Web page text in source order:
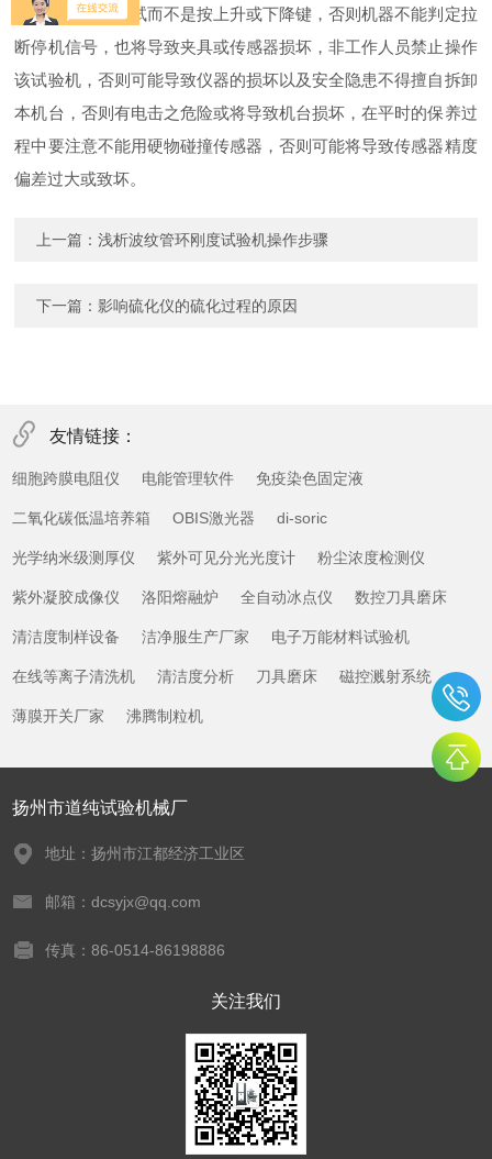
按运行键进行测试而不是按上升或下降键，否则机器不能判定拉
断停机信号，也将导致夹具或传感器损坏，非工作人员禁止操作
该试验机，否则可能导致仪器的损坏以及安全隐患不得擅自拆卸
本机台，否则有电击之危险或将导致机台损坏，在平时的保养过
程中要注意不能用硬物碰撞传感器，否则可能将导致传感器精度
偏差过大或致坏。
上一篇：浅析波纹管环刚度试验机操作步骤
下一篇：影响硫化仪的硫化过程的原因
友情链接：
细胞跨膜电阻仪 电能管理软件 免疫染色固定液
二氧化碳低温培养箱 OBIS激光器 di-soric
光学纳米级测厚仪 紫外可见分光光度计 粉尘浓度检测仪
紫外凝胶成像仪 洛阳熔融炉 全自动冰点仪 数控刀具磨床
清洁度制样设备 洁净服生产厂家 电子万能材料试验机
在线等离子清洗机 清洁度分析 刀具磨床 磁控溅射系统
薄膜开关厂家 沸腾制粒机
扬州市道纯试验机械厂
地址：扬州市江都经济工业区
邮箱：dcsyjx@qq.com
传真：86-0514-86198886
关注我们